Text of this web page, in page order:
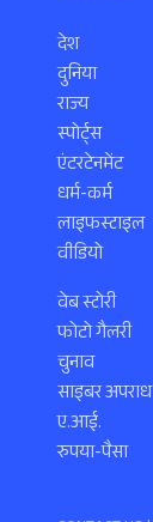
देश
दुनिया
राज्य
स्पोर्ट्स
एंटरटेनमेंट
धर्म-कर्म
लाइफस्टाइल
वीडियो
वेब स्टोरी
फोटो गैलरी
चुनाव
साइबर अपराध
ए.आई.
रुपया-पैसा